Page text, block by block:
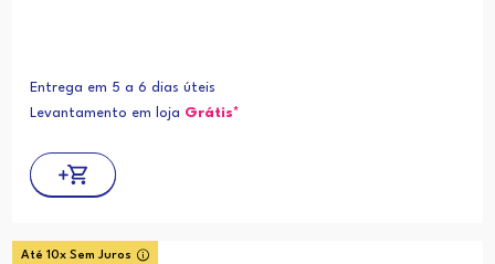
Entrega em 5 a 6 dias úteis
Levantamento em loja Grátis*
Até 10x Sem Juros